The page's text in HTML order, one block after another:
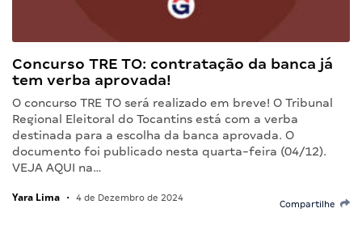
Concurso TRE TO: contratação da banca já
tem verba aprovada!
O concurso TRE TO será realizado em breve! O Tribunal
Regional Eleitoral do Tocantins está com a verba
destinada para a escolha da banca aprovada. O
documento foi publicado nesta quarta-feira (04/12).
VEJA AQUI na…
Yara Lima • 4 de Dezembro de 2024
Compartilhe